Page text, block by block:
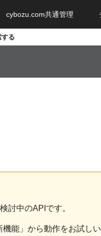
cybozu.com共通管理
る
討中のAPIです。
能」から動作をお試し